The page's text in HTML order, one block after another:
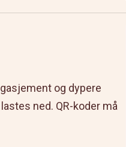
og dypere
ned. QR-koder må